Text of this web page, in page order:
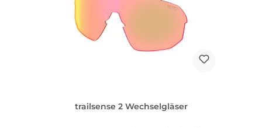
trailsense 2 Wechselgläser